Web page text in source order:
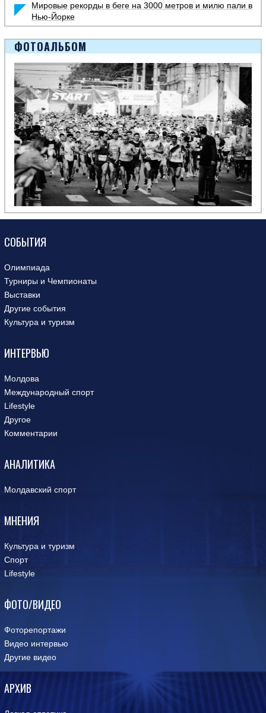
Мировые рекорды в беге на 3000 метров и милю пали в
Нью-Йорке
ФОТОАЛЬБОМ
СОБЫТИЯ
Олимпиада
Турниры и Чемпионаты
Выставки
Другие события
Культура и туризм
ИНТЕРВЬЮ
Молдова
Международный спорт
Lifestyle
Другое
Комментарии
АНАЛИТИКА
Молдавский спорт
МНЕНИЯ
Культура и туризм
Спорт
Lifestyle
ФОТО/ВИДЕО
Фоторепортажи
Видео интервью
Другие видео
АРХИВ